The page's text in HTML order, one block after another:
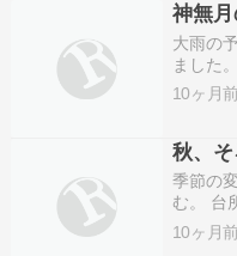
いアル
視…
神無
大雨の
ました
で和え
花椀甘
すの胡
応…
10ヶ月前
秋、
季節の
む。 台
る。 朝
びっく
10ヶ月前